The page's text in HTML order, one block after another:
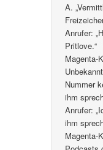
A.
Anrufer:
Pritlove.“
Magenta-
Nummer
ihm
Anrufer:
ihm
Magenta-